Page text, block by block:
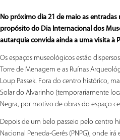
No próximo dia 21 de maio as entradas
propósito do Dia Internacional dos
autarquia convida ainda a uma visitaà
Os espaços museológicos estão
Torre de Menagem e as Ruínas
Loup Passek. Fora do centro histórico,
Solar do Alvarinho (temporariamente
Negra, por motivo de obras do espaço
Depois de um belo passeio pelo centro
Nacional Peneda-Gerês (PNPG), onde